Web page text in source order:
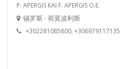
P. APERGIS KAI F. APERGIS O.E.
锡罗斯 - 荷莫波利斯
+302281085800, +306979117135